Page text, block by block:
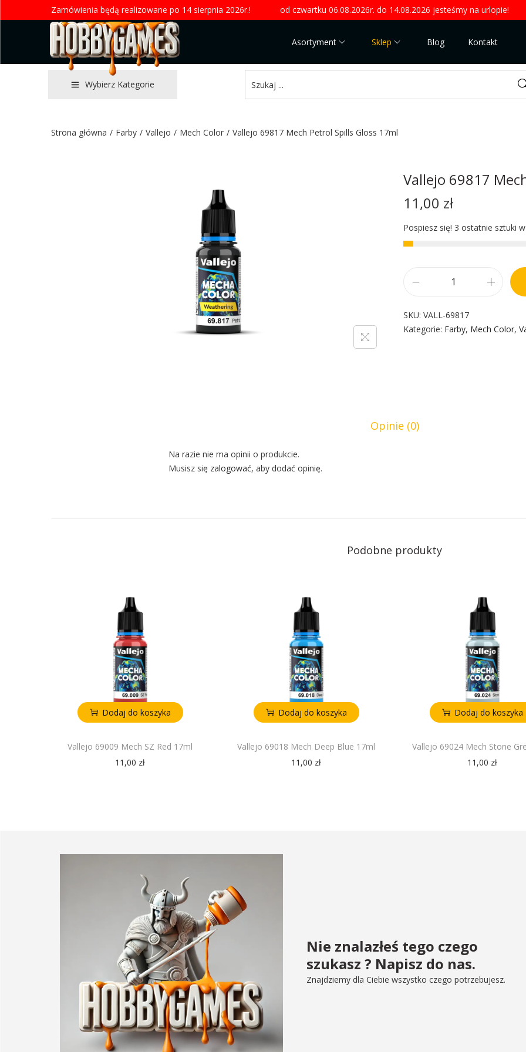
Zamówienia będą realizowane po 14 sierpnia 2026r.! od czwartku 06.08.2026r. do 14.08.2026 jesteśmy na urlopie!
Asortyment Sklep Blog Kontakt
Wybierz Kategorie
Strona główna / Farby / Vallejo / Mech Color / Vallejo 69817 Mech Petrol Spills Gloss 17ml
Vallejo 69817
11,00 zł
Pospiesz się! 3 ostatnie sztuki
SKU: VALL-69817
Kategorie: Farby, Mech Color,
Opinie (0)
Na razie nie ma opinii o produkcie.
Musisz się zalogować, aby dodać opinię.
Podobne produkty
Dodaj do koszyka
Vallejo 69009 Mech SZ Red 17ml
11,00 zł
Dodaj do koszyka
Vallejo 69018 Mech Deep Blue 17ml
11,00 zł
Dodaj do koszyka
Vallejo 69024 Mech Stone
11,00 zł
Nie znalazłeś tego czego
szukasz ? Napisz do nas.
Znajdziemy dla Ciebie wszystko czego potrzebujesz.